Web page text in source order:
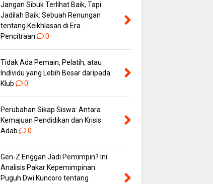
Jangan Sibuk Terlihat Baik, Tapi
Jadilah Baik: Sebuah Renungan
tentang Keikhlasan di Era
Pencitraan
0
Tidak Ada Pemain, Pelatih, atau
Individu yang Lebih Besar daripada
Klub
0
Perubahan Sikap Siswa: Antara
Kemajuan Pendidikan dan Krisis
Adab
0
Gen-Z Enggan Jadi Pemimpin? Ini
Analisis Pakar Kepemimpinan
Puguh Dwi Kuncoro tentang